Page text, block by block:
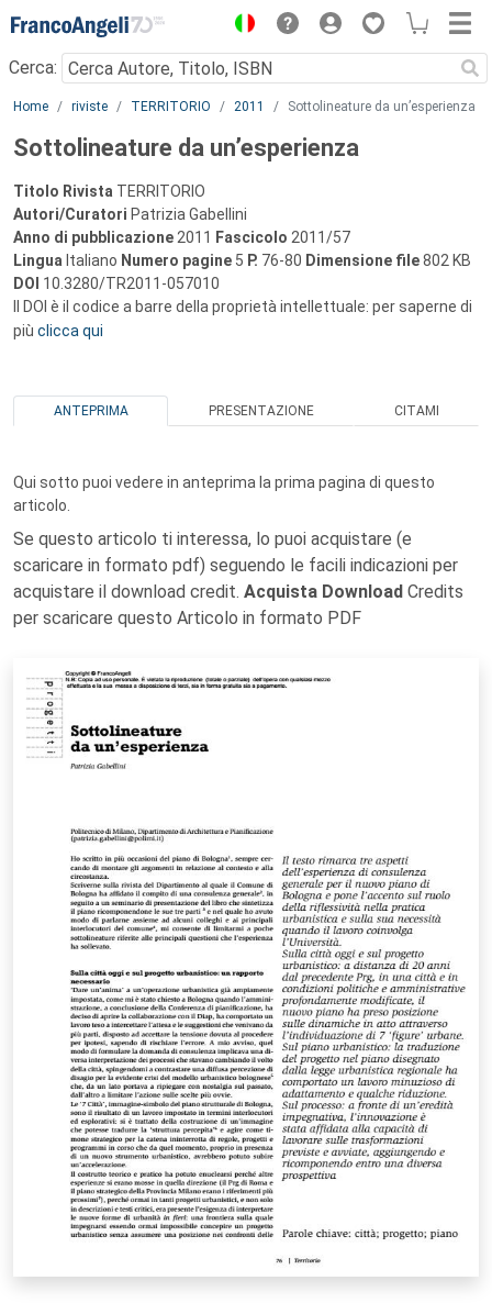
Menu
Cerca:
Main content
Home riviste TERRITORIO 2011 Sottolineature da un’esperienza
Sottolineature da un’esperienza
Titolo Rivista TERRITORIO
Autori/Curatori Patrizia Gabellini
Anno di pubblicazione 2011 Fascicolo 2011/57
Lingua Italiano Numero pagine 5 P. 76-80 Dimensione file802 KB
DOI 10.3280/TR2011-057010
Il DOI è il codice a barre della proprietà intellettuale: per saperne di
più clicca qui
ANTEPRIMA PRESENTAZIONE CITAMI
Qui sotto puoi vedere in anteprima la prima pagina di questo
articolo.
Se questo articolo ti interessa, lo puoi acquistare (e
scaricare in formato pdf) seguendo le facili indicazioni per
acquistare il download credit. Acquista Download Credits
per scaricare questo Articolo in formato PDF